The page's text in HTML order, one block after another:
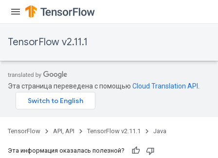
TensorFlow v2.11.1
Эта страница переведена с помощью Cloud Translation API
TensorFlow API, API TensorFlow v2.11.1 Java
Эта информация оказалась полезной?